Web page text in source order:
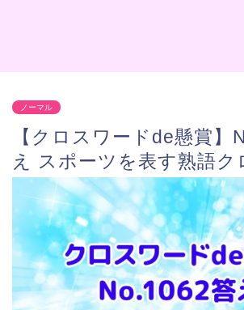
ノーマル
【クロスワードde懸賞】
え スポーツを表す熟語ク